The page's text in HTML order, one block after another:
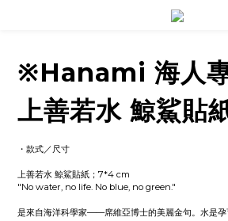
※Hanami 海人
上善若水 鯨鯊貼
・款式／尺寸
上善若水 鯨鯊貼紙；7*4 cm
"No water, no life. No blue, no green."
是來自海洋科學家——席維亞博士的美麗金句。水是孕